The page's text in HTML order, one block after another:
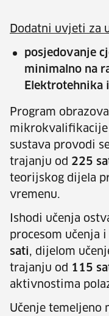
Dodatni uvjeti za
posjedovanje
minimalno na
Elektrotehnika
Program
sustava provodi
trajanju od 225
teorijskog dijela
vremenu.
Ishodi učenja
procesom učenja
sati, dijelom
trajanju od 115
aktivnostima
Učenje temeljeno